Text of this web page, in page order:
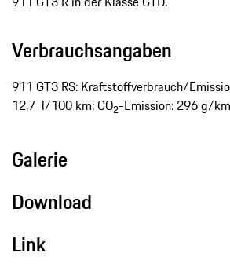
Verbrauchsangaben
911 GT3 RS: Kraftstoffverbrauch/
12,7 l/100 km; CO2-Emission: 296 g/km
Galerie
Download
Link